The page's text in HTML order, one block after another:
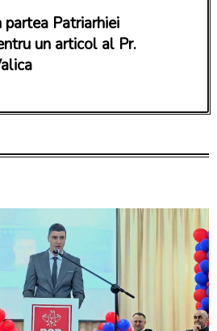
partea Patriarhiei
un articol al Pr.